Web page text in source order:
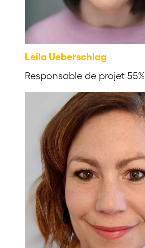
Leila Ueberschlag
Responsable de projet 55%